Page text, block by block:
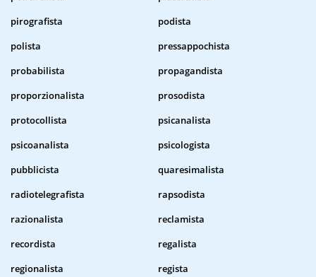
pirografista
podista
polista
pressappochista
probabilista
propagandista
proporzionalista
prosodista
protocollista
psicanalista
psicoanalista
psicologista
pubblicista
quaresimalista
radiotelegrafista
rapsodista
razionalista
reclamista
recordista
regalista
regionalista
regista